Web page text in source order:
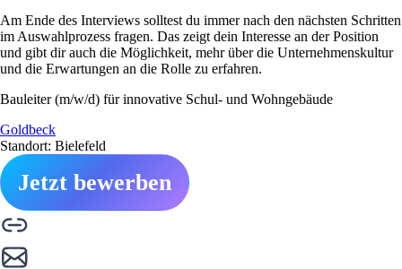
Am Ende des Interviews solltest du immer nach den nächsten Schritten
im Auswahlprozess fragen. Das zeigt dein Interesse an der Position
und gibt dir auch die Möglichkeit, mehr über die Unternehmenskultur
und die Erwartungen an die Rolle zu erfahren.
Bauleiter (m/w/d) für innovative Schul- und Wohngebäude
Goldbeck
Standort: Bielefeld
Jetzt bewerben